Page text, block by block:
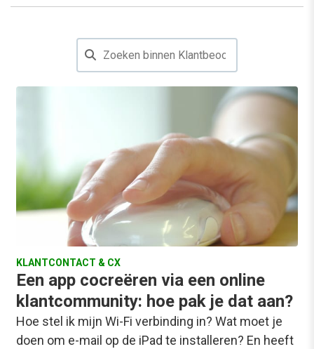
KLANTCONTACT & CX
Een app cocreëren via een online
klantcommunity: hoe pak je dat aan?
Hoe stel ik mijn Wi-Fi verbinding in? Wat moet je
doen om e-mail op de iPad te installeren? En heeft